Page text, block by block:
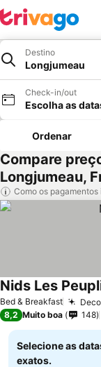
Destino
Longjumeau
Check-in/out
Escolha as
Ordenar
Compare
Longjumeau,
Como os
Bed & Breakfast
Nids Les
8,2 Muito boa 148
Selecione as
exatos.